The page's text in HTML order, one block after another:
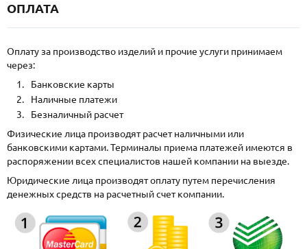
ОПЛАТА
Оплату за производство изделий и прочие услуги принимаем
через:
Банковские карты
Наличные платежи
Безналичный расчет
Физические лица производят расчет наличными или
банковскими картами. Терминалы приема платежей имеются в
распоряжении всех специалистов нашей компании на выезде.
Юридические лица производят оплату путем перечисления
денежных средств на расчетный счет компании.